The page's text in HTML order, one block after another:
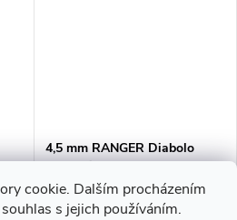
cookie. Dalším procházením
s jejich používáním.
4,5 mm RANGER Diabolo
Professional Doom shotgun
500 ks. 0,54 g
236 Kč bez DPH